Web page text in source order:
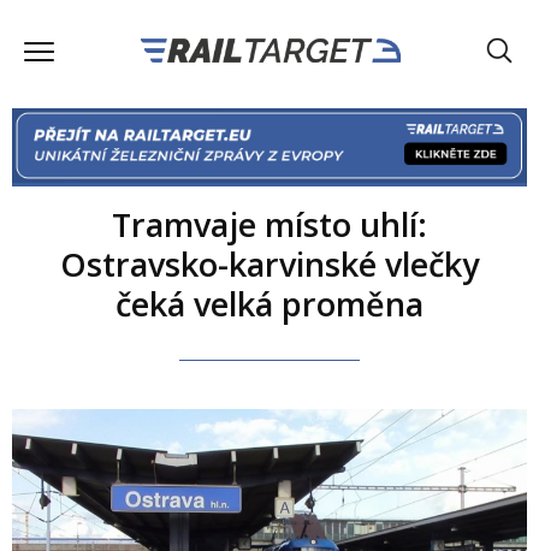
Tramvaje místo uhlí:
Ostravsko-karvinské vlečky
čeká velká proměna